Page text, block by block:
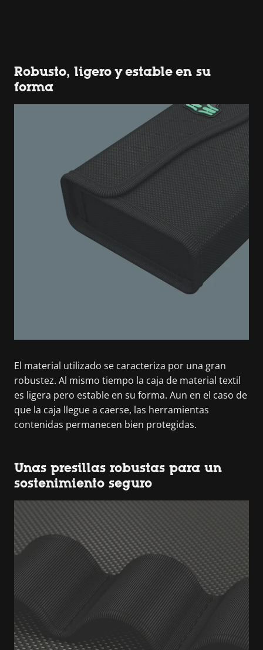
Robusto, ligero y estable en su
forma
El material utilizado se caracteriza por una gran
robustez. Al mismo tiempo la caja de material textil
es ligera pero estable en su forma. Aun en el caso de
que la caja llegue a caerse, las herramientas
contenidas permanecen bien protegidas.
Unas presillas robustas para un
sostenimiento seguro